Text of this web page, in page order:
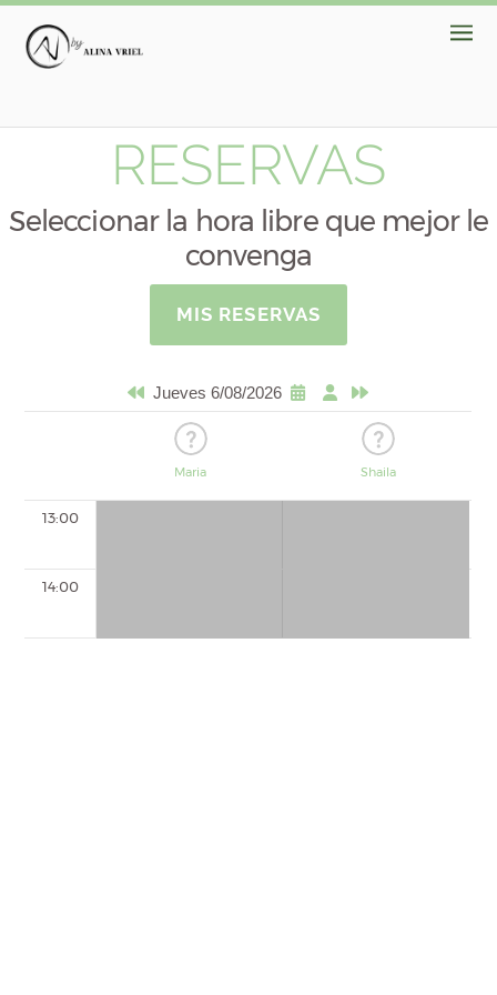
RESERVAS
Seleccionar la hora libre que mejor le
convenga
MIS RESERVAS
Jueves 6/08/2026
Maria Shaila
13:00
14:00